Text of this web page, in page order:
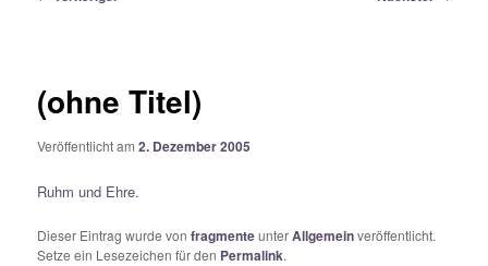
(ohne Titel)
Veröffentlicht am2. Dezember 2005
Ruhm und Ehre.
Dieser Eintrag wurde vonfragmenteunterAllgemeinveröffentlicht.
Setze ein Lesezeichen für den Permalink.